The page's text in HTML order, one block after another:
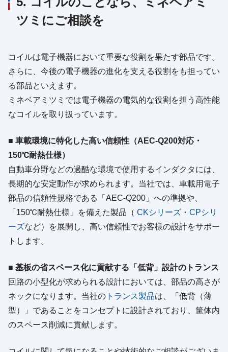
ツミにご相談を
コイルは電子機器において重要な役割を果たす部品です。
さらに、今後の電子機器の進化を支える役割をも担ってい
る部品といえます。
ミネベアミツミでは電子機器の電気的な役割を担う高性能
なコイルを取り扱っています。
■ 車載環境に特化した高い信頼性（AEC-Q200対応・
150℃耐熱仕様）
自動車分野などの過酷な環境で使用するインダクタには、
長期的な安定動作が求められます。当社では、車載用電子
部品の信頼性規格である「AEC-Q200」への準拠や、
「150℃耐熱仕様」を備えた製品（ CKシリーズ ・ CPシリ
ーズなど）を展開し、高い信頼性でお客様の設計をサポー
トします。
■ 基板の省スペース化に貢献する「低背」設計のトランス
回路の小型化が求められる設計においては、部品の高さが
ネックになります。当社の トランス製品は、「低背（薄
型）」であることをコンセプトに設計されており、筐体内
のスペース削減に貢献します。